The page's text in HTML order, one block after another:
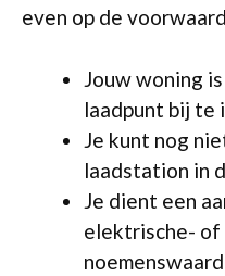
even op de
Jouw woning
laadpunt bij te
Je kunt nog
laadstation in
Je dient een
elektrische- of